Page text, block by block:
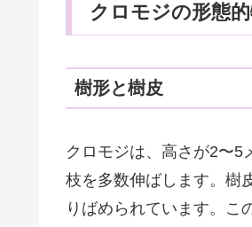
クロモジの形態
樹形と樹皮
クロモジは、高さが2〜5
枝を多数伸ばします。樹
りばめられています。こ